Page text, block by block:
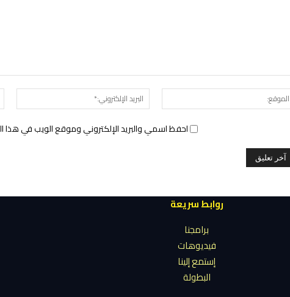
البريد
الموقع:
احفظ اسمي والبريد الإلكتروني وموقع الويب في هذا
روابط سريعة
برامجنا
فيديوهات
إستمع إلينا
البطولة